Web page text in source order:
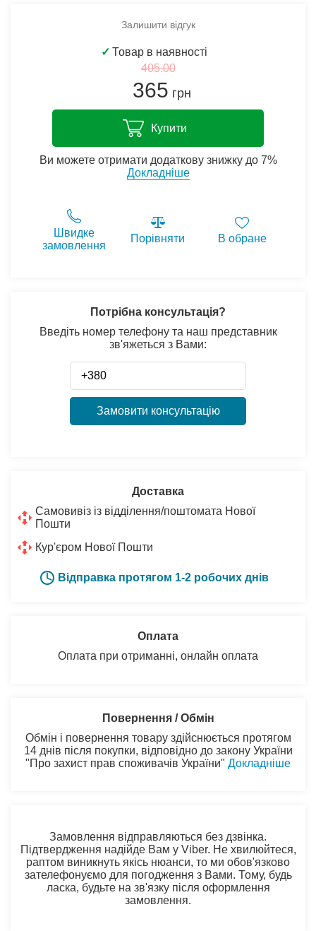
Залишити відгук
✓ Товар в наявності
405.00
365 грн
Купити
Ви можете отримати додаткову знижку до 7%
Докладніше
Швидке
замовлення
Порівняти В обране
Потрібна консультація?
Введіть номер телефону та наш представник
зв'яжеться з Вами:
Замовити консультацію
Доставка
Самовивіз із відділення/поштомата Нової
Пошти
Кур'єром Нової Пошти
Відправка протягом 1-2 робочих днів
Оплата
Оплата при отриманні, онлайн оплата
Повернення / Обмін
Обмін і повернення товару здійснюється протягом
14 днів після покупки, відповідно до закону України
"Про захист прав споживачів України" Докладніше
Замовлення відправляються без дзвінка.
Підтвердження надійде Вам у Viber. Не хвилюйтеся,
раптом виникнуть якісь нюанси, то ми обов'язково
зателефонуємо для погодження з Вами. Тому, будь
ласка, будьте на зв'язку після оформлення
замовлення.